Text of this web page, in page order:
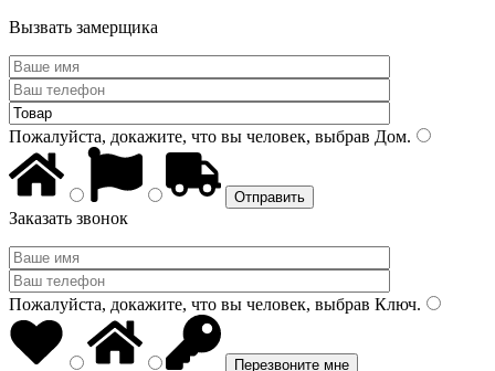
Вызвать замерщика
Пожалуйста, докажите, что вы человек, выбрав Дом.
Заказать звонок
Пожалуйста, докажите, что вы человек, выбрав Ключ.